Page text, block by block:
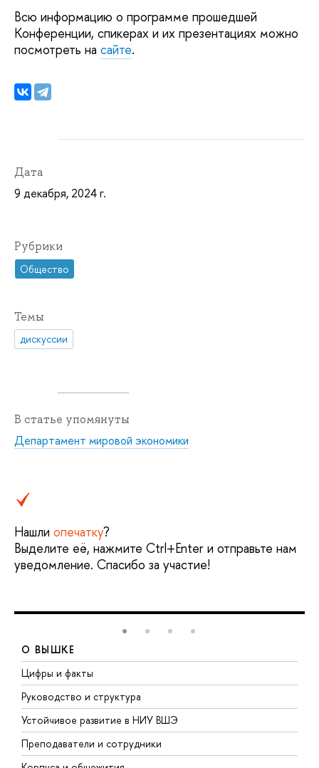
Всю информацию о программе прошедшей
Конференции, спикерах и их презентациях можно
посмотреть на сайте.
Дата
9 декабря, 2024 г.
Рубрики
Общество
Темы
дискуссии
В статье упомянуты
Департамент мировой экономики
Нашли опечатку?
Выделите её, нажмите Ctrl+Enter и отправьте нам
уведомление. Спасибо за участие!
О ВЫШКЕ
Цифры и факты
Руководство и структура
Устойчивое развитие в НИУ ВШЭ
Преподаватели и сотрудники